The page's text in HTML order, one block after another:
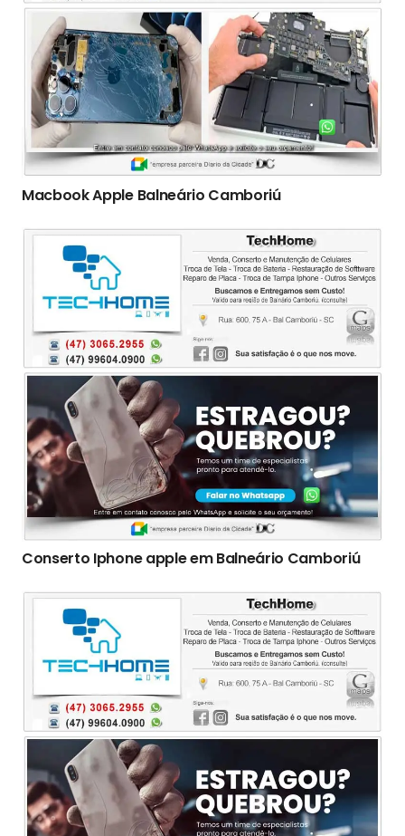
Macbook Apple Balneário Camboriú
Conserto Iphone apple em Balneário Camboriú